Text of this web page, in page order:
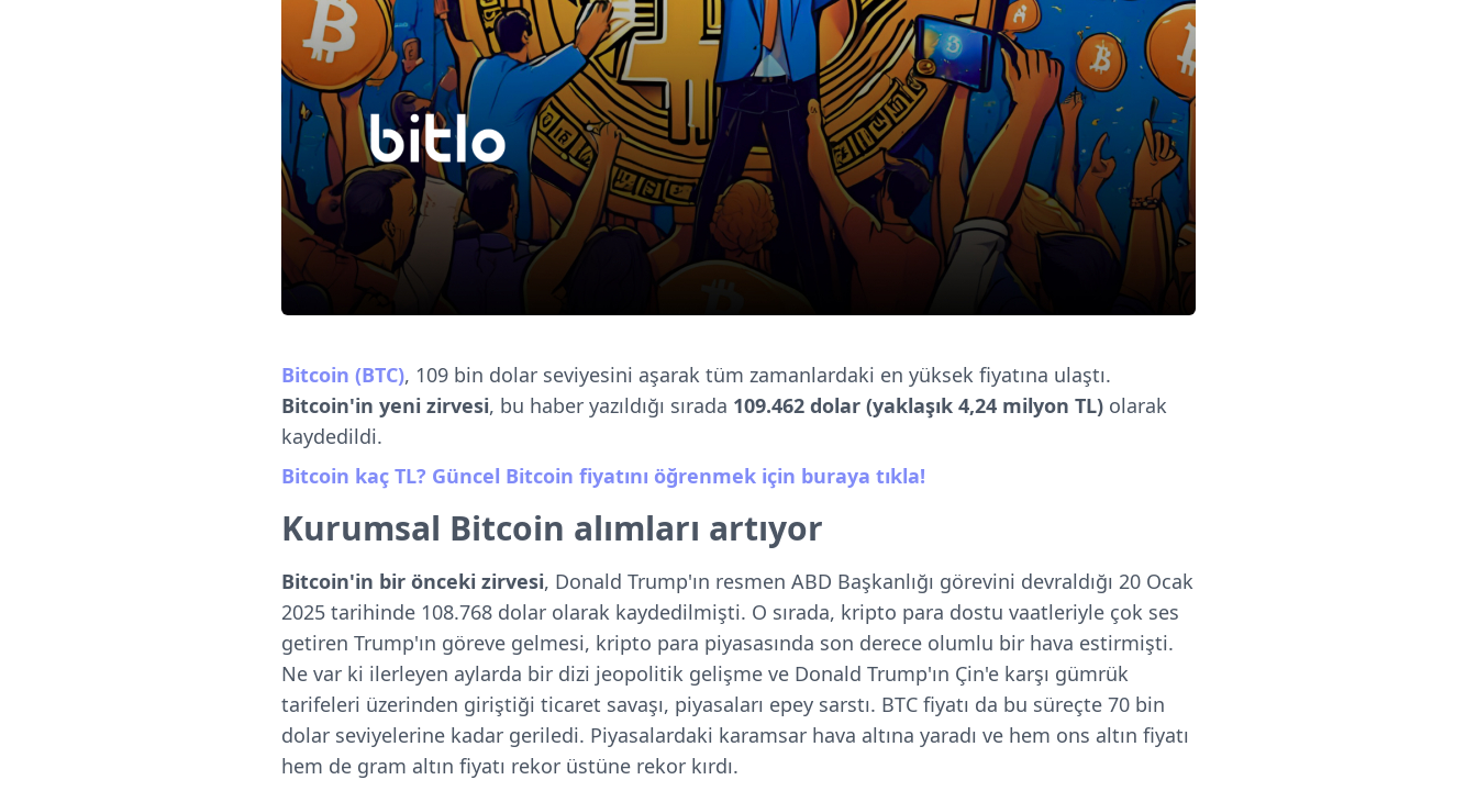
Bitcoin (BTC), 109 bin dolar seviyesini aşarak tüm zamanlardaki en yüksek fiyatına ulaştı.
Bitcoin'in yeni zirvesi, bu haber yazıldığı sırada 109.462 dolar (yaklaşık 4,24 milyon TL) olarak
kaydedildi.
Bitcoin kaç TL? Güncel Bitcoin fiyatını öğrenmek için buraya tıkla!
Kurumsal Bitcoin alımları artıyor
Bitcoin'in bir önceki zirvesi, Donald Trump'ın resmen ABD Başkanlığı görevini devraldığı 20 Ocak
2025 tarihinde 108.768 dolar olarak kaydedilmişti. O sırada, kripto para dostu vaatleriyle çok ses
getiren Trump'ın göreve gelmesi, kripto para piyasasında son derece olumlu bir hava estirmişti.
Ne var ki ilerleyen aylarda bir dizi jeopolitik gelişme ve Donald Trump'ın Çin'e karşı gümrük
tarifeleri üzerinden giriştiği ticaret savaşı, piyasaları epey sarstı. BTC fiyatı da bu süreçte 70 bin
dolar seviyelerine kadar geriledi. Piyasalardaki karamsar hava altına yaradı ve hem ons altın fiyatı
hem de gram altın fiyatı rekor üstüne rekor kırdı.